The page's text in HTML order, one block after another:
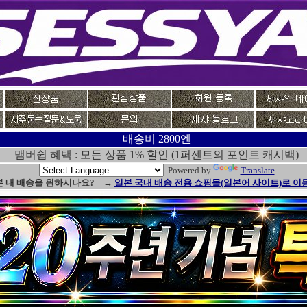
배송비 2800엔
맴버쉽 혜택 : 모든 상품 1% 할인 (1퍼센트의 포인트 캐시백)
Powered by
Translate
내 배송을 원하시나요? → 일본 국내 배송 전용 쇼핑몰(일본어 사이트)로 이